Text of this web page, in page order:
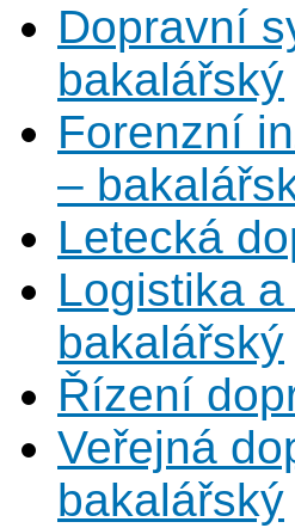
Dopravní
bakalářský
Forenzní
–
Letecká
Logistika
bakalářský
Řízení
Veřejná
bakalářský